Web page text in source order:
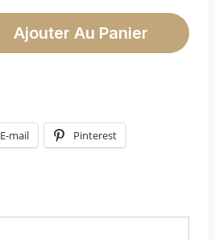
Ajouter Au Panier
E-mail Pinterest